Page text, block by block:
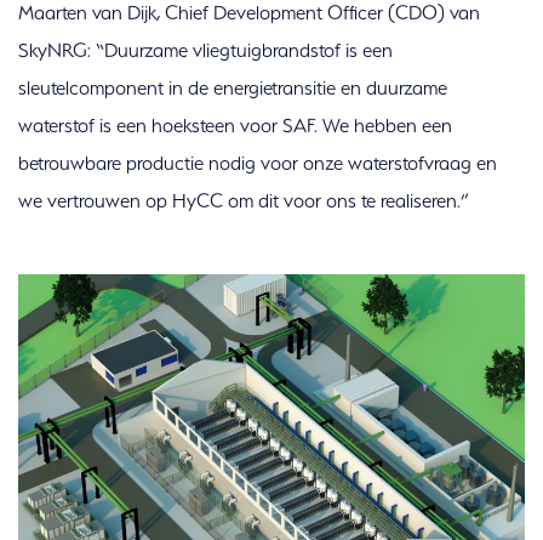
Maarten van Dijk, Chief Development Officer (CDO) van
SkyNRG: “Duurzame vliegtuigbrandstof is een
sleutelcomponent in de energietransitie en duurzame
waterstof is een hoeksteen voor SAF. We hebben een
betrouwbare productie nodig voor onze waterstofvraag en
we vertrouwen op HyCC om dit voor ons te realiseren.”